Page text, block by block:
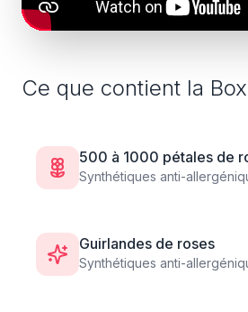
Ce que contient la
500 à 1000 pétales de
Synthétiques anti-
Guirlandes de roses
Synthétiques anti-